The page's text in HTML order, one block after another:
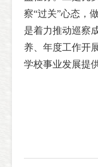
察“过关”心态，
是着力推动巡察
养、年度工作开
学校事业发展提